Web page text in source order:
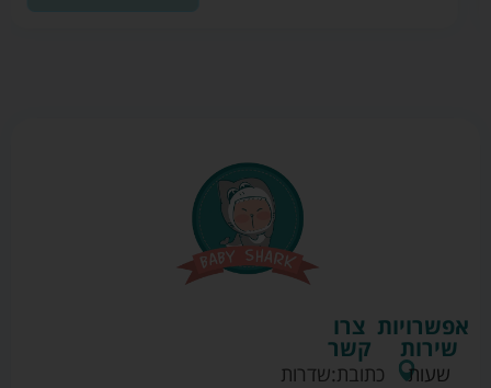
צרו
קשר
כתובת:שדרות
אפשרויות
שירות
שעות